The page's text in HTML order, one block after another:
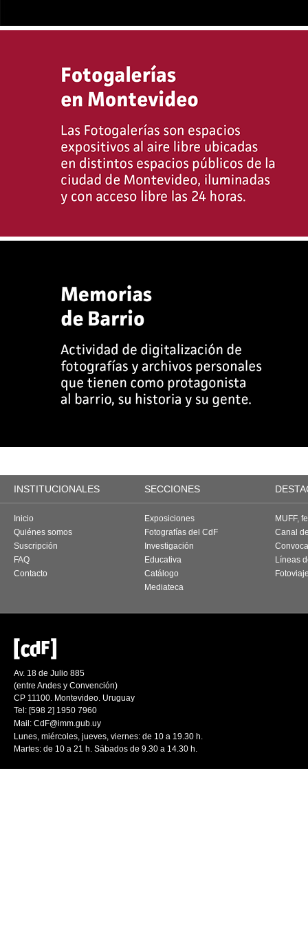
INSTITUCIONALES SECCIONES
Inicio
Quiénes somos
Suscripción
FAQ
Contacto
Exposiciones
Fotografías del CdF
Investigación
Educativa
Catálogo
Mediateca
MUFF,
Canal
Líneas
Av. 18 de Julio 885
(entre Andes y Convención)
CP 11100. Montevideo. Uruguay
Tel: [598 2] 1950 7960
Mail: CdF@imm.gub.uy
Lunes, miércoles, jueves, viernes: de 10 a 19.30 h.
Martes: de 10 a 21 h. Sábados de 9.30 a 14.30 h.